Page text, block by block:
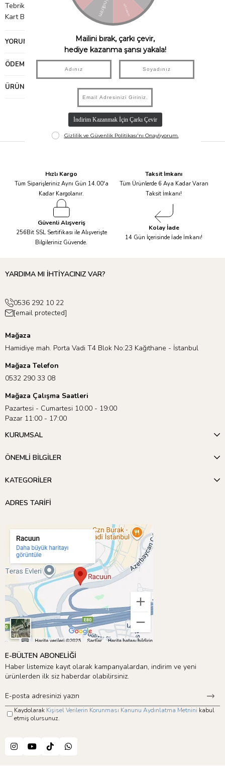
Tebrik Mesajı: Happy Days, it's your Birthday!
Kart Boyutu: 127mm x 178mm
YORUMLAR
ÖDEME SEÇENEKLERI
ÜRÜN ÖNERILERI
Hızlı Kargo
Tüm Siparişleriniz Aynı Gün 14.00'a
Kadar Kargolanır.
Taksit İmkanı
Tüm Ürünlerde 6 Aya Kadar Varan
Taksit İmkanı!
Güvenli Alışveriş
256Bit SSL Sertifikası ile Alışverişte
Bilgileriniz Güvende.
Kolay İade
14 Gün İçerisinde İade İmkanı!
YARDIMA MI İHTİYACINIZ VAR?
0536 292 10 22
[email protected]
Mağaza
Hamidiye mah. Porta Vadi T4 Blok No:23 Kağıthane - İstanbul
Mağaza Telefon
0532 290 33 08
Mağaza Çalışma Saatleri
Pazartesi - Cumartesi 10:00 - 19:00
Pazar 11:00 - 17:00
KURUMSAL
ÖNEMLİ BİLGİLER
KATEGORİLER
ADRES TARİFİ
E-BÜLTEN ABONELİĞİ
Haber listemize kayıt olarak kampanyalardan, indirim ve yeni
ürünlerden ilk siz haberdar olabilirsiniz.
Kaydolarak Kişisel Verilerin Korunması Kanunu Aydınlatma Metnini kabul
etmiş olursunuz.